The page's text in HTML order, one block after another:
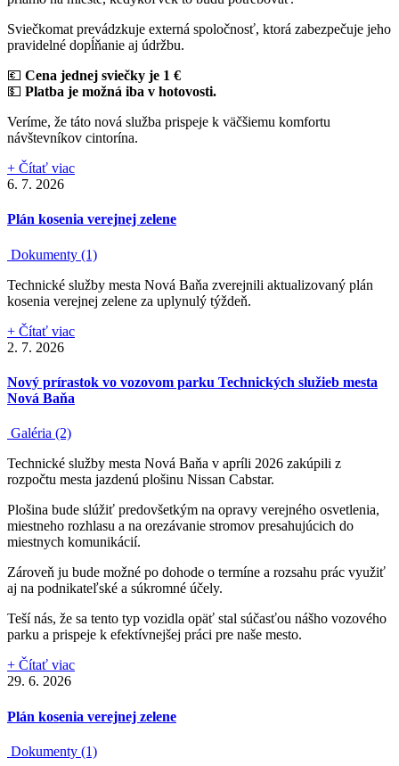
Sviečkomat prevádzkuje externá spoločnosť, ktorá zabezpečuje jeho
pravidelné dopĺňanie aj údržbu.
💶 Cena jednej sviečky je 1 €
💵 Platba je možná iba v hotovosti.
Veríme, že táto nová služba prispeje k väčšiemu komfortu
návštevníkov cintorína.
+ Čítať viac
6. 7. 2026
Plán kosenia verejnej zelene
Dokumenty (1)
Technické služby mesta Nová Baňa zverejnili aktualizovaný plán
kosenia verejnej zelene za uplynulý týždeň.
+ Čítať viac
2. 7. 2026
Nový prírastok vo vozovom parku Technických služieb mesta
Nová Baňa
Galéria (2)
Technické služby mesta Nová Baňa v apríli 2026 zakúpili z
rozpočtu mesta jazdenú plošinu Nissan Cabstar.
Plošina bude slúžiť predovšetkým na opravy verejného osvetlenia,
miestneho rozhlasu a na orezávanie stromov presahujúcich do
miestnych komunikácií.
Zároveň ju bude možné po dohode o termíne a rozsahu prác využiť
aj na podnikateľské a súkromné účely.
Teší nás, že sa tento typ vozidla opäť stal súčasťou nášho vozového
parku a prispeje k efektívnejšej práci pre naše mesto.
+ Čítať viac
29. 6. 2026
Plán kosenia verejnej zelene
Dokumenty (1)